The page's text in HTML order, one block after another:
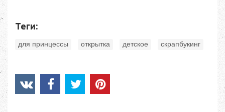
Теги:
для принцессы открытка детское скрапбукинг